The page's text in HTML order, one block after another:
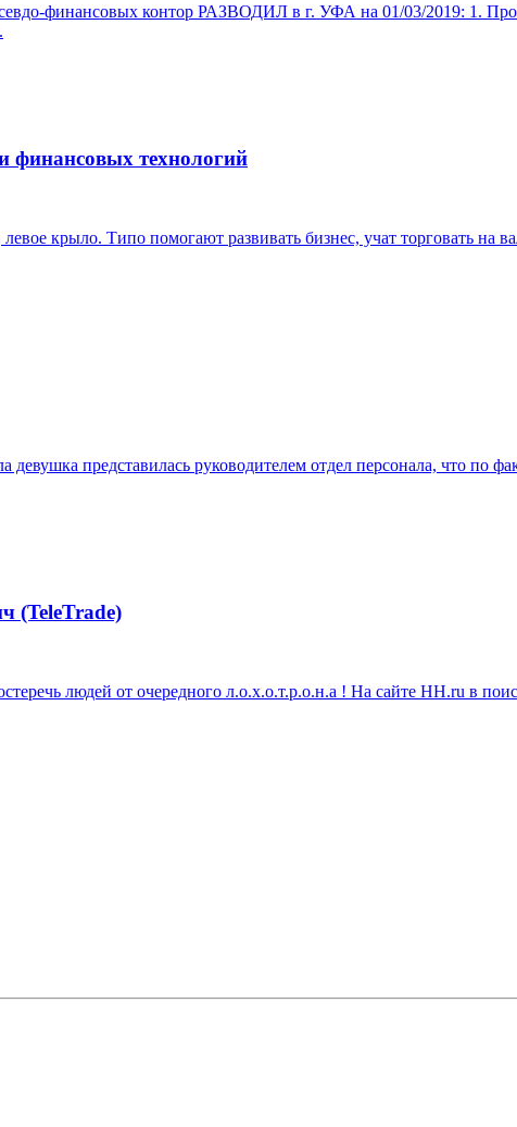
контор РАЗВОДИЛ в г. УФА на 01/03/2019: 1.
финансовых технологий
крыло. Типо помогают развивать бизнес, учат торговать на
представилась руководителем отдел персонала, что по
(TeleTrade)
людей от очередного л.о.х.о.т.р.о.н.а ! На сайте HH.ru в